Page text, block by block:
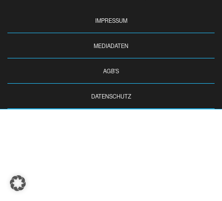
IMPRESSUM
MEDIADATEN
AGB’S
DATENSCHUTZ